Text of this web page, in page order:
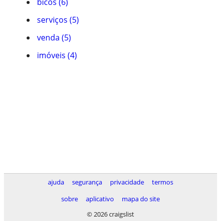
serviços (5)
venda (5)
imóveis (4)
ajuda segurança privacidade
termos
sobre
aplicativo
mapa do site
© 2026 craigslist